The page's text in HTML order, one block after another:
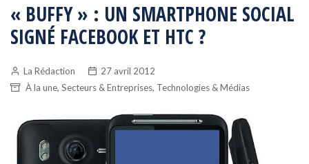
« BUFFY » : UN SMARTPHONE SOCIAL
SIGNÉ FACEBOOK ET HTC ?
La Rédaction
27 avril 2012
À la une, Secteurs & Entreprises, Technologies & Médias